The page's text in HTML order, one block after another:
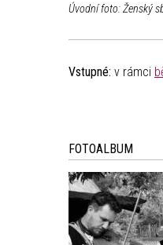
Úvodní foto: Ženský
Vstupné: v rámci
FOTOALBUM